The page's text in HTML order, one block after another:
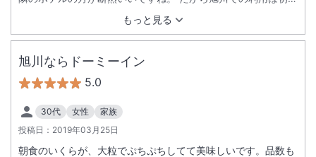
もっと見る
旭川ならドーミーイン
5.0
30代 女性
家族
投稿日： 2019年03月25日
朝食のいくらが、大粒でぷちぷちしてて美味しいです。品数も